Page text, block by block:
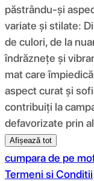
păstrându-și
variate și stilate:
de culori, de la
îndrăznețe și
mat care
aspect curat și
contribuiți la
defavorizate prin
Afișează tot
cumpara de pe
Termeni si Conditii